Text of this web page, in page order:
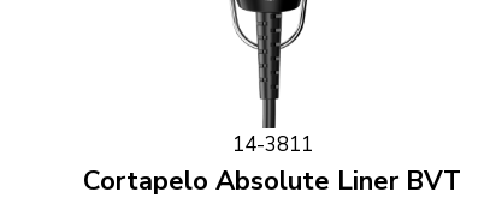
14-3811
Cortapelo Absolute Liner BVT